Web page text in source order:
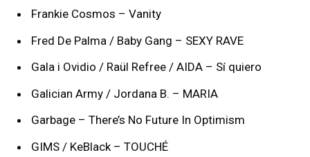
Frankie Cosmos – Vanity
Fred De Palma / Baby Gang – SEXY RAVE
Gala i Ovidio / Raül Refree / AIDA – Sí quiero
Galician Army / Jordana B. – MARIA
Garbage – There’s No Future In Optimism
GIMS / KeBlack – TOUCHÉ